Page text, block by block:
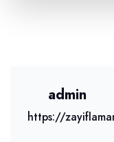
admin
https://